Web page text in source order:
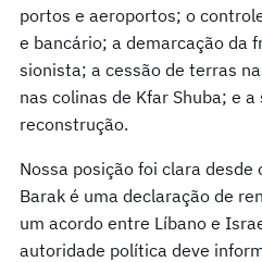
portos e aeroportos; o
e bancário; a demarcação da
sionista; a cessão de terras
nas colinas de Kfar Shuba; e
reconstrução.
Nossa posição foi clara
Barak é uma declaração de
um acordo entre Líbano e
autoridade política deve